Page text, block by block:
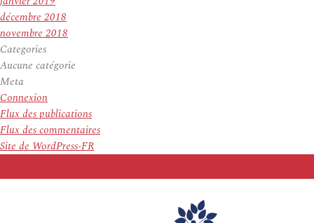
décembre 2018
novembre 2018
Categories
Aucune catégorie
Meta
Connexion
Flux des publications
Flux des commentaires
Site de WordPress-FR